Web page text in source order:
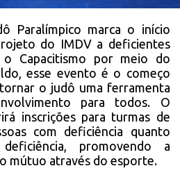
Paralímpico marca o início
do IMDV a deficientes
o Capacitismo por meio do
esse evento é o começo
o judô uma ferramenta
para todos. O
inscrições para turmas de
com deficiência quanto
promovendo a
mútuo através do esporte.